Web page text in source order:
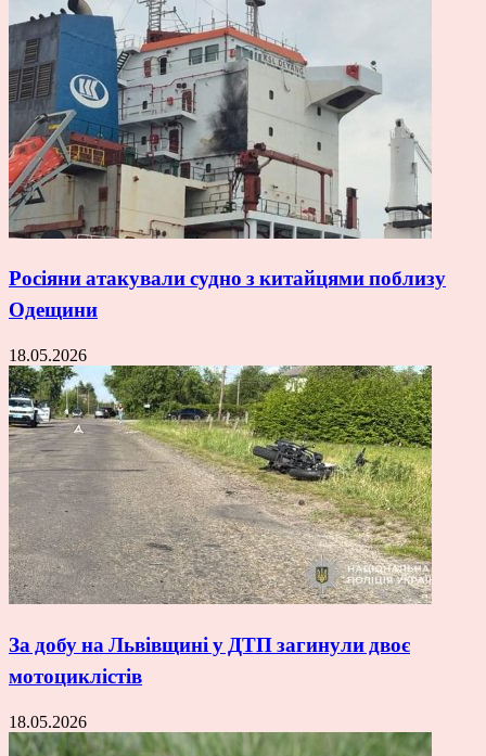
Росіяни атакували судно з китайцями поблизу
Одещини
18.05.2026
За добу на Львівщині у ДТП загинули двоє
мотоциклістів
18.05.2026